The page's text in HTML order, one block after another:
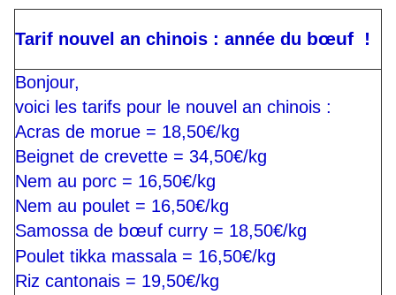
Tarif nouvel an chinois : année du bœuf !
Bonjour,
voici les tarifs pour le nouvel an chinois :
Acras de morue = 18,50€/kg
Beignet de crevette = 34,50€/kg
Nem au porc = 16,50€/kg
Nem au poulet = 16,50€/kg
Samossa de bœuf curry = 18,50€/kg
Poulet tikka massala = 16,50€/kg
Riz cantonais = 19,50€/kg